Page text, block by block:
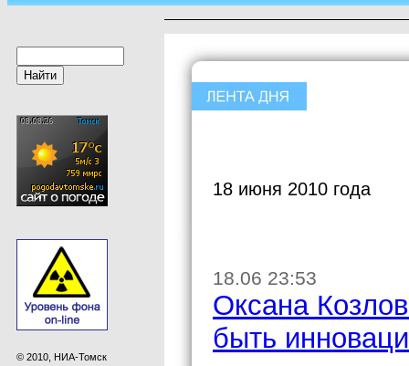
© 2010, НИА-Томск
18 июня 2010 года
18.06 23:53
Оксана
быть